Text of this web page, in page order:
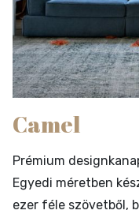
Camel
Prémium
Egyedi méretben
ezer féle szövetből,